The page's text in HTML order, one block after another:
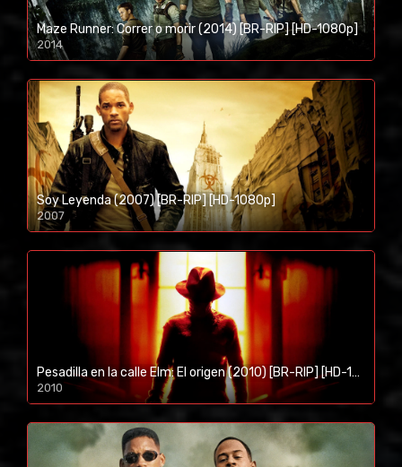
Maze Runner: Correr o morir (2014) [BR-RIP] [HD-1080p]
2014
1080p/720p
Soy Leyenda (2007) [BR-RIP] [HD-1080p]
2007
1080p/720p
Pesadilla en la calle Elm: El origen (2010) [BR-RIP] [HD-1080p]
2010
1080p/720p